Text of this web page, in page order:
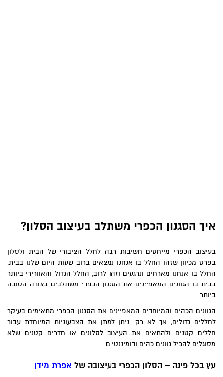
הסגנון הכפרי משתלב בעיצוב הסלון?
הכפרי מייחסים חשיבות רבה לחלל הציבורי של הבית ולסלון
מכיוון שזהו החלל בו אנחנו נמצאים ברוב שעות היום שלנו בבית,
בו אנחנו מארחים ונרגעים וזהו לרוב, החלל הגדול והאוורירי ביותר
בו הגוונים המאפיינים את הסגנון הכפרי משתלבים בצורה הטובה
הכהים והמיוחדים המאפיינים את הסגנון הכפרי מתאימים בעיקר
גדולים, אך לא רק. ניתן למתן את הצבעוניות המיוחדת עבור
קטנים ולהתאים את העיצוב לסלונים או חדרים קטנים שלא
להכיל גוונים כהים ודומיננטיים.
בכל פינה – הסלון הכפרי בעיצובה שלאפרת מידן